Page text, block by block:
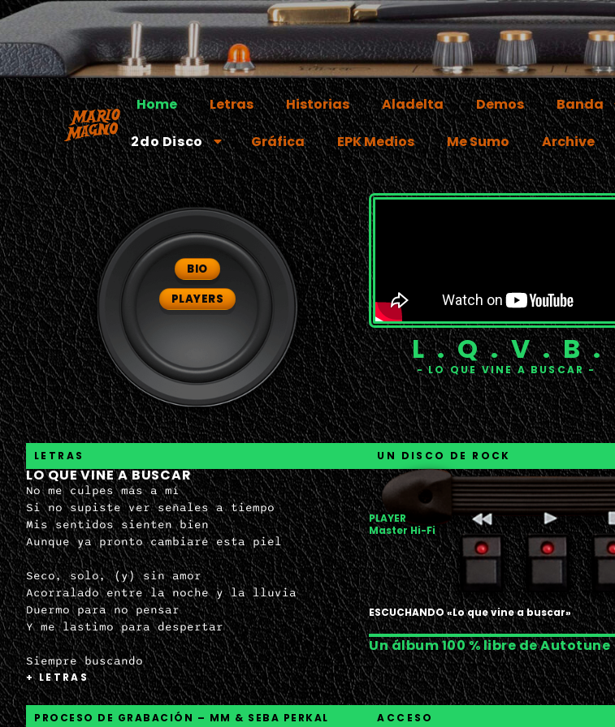
Home Letras Historias Aladelta Demos Banda
2do Disco
Gráfica EPK Medios Me Sumo Archive
BIO
PLAYERS
L.Q.V.B.
- LO QUE VINE A BUSCAR -
LETRAS
LO QUE VINE A BUSCAR
No me culpes más a mí
Si no supiste ver señales a tiempo
Mis sentidos sienten bien
Aunque ya pronto cambiaré esta piel
Seco, solo, (y) sin amor
Acorralado entre la noche y la lluvia
Duermo para no pensar
Y me lastimo para despertar
Siempre buscando
LIBERTAD
Siempre llegando
UN POCO TARDE A CENAR
+ LETRAS
UN DISCO DE ROCK
PLAYER
Master Hi-Fi
ESCUCHANDO «Lo que vine a buscar»
Un álbum 100 % libre de Autotune
PROCESO DE GRABACIÓN – MM & SEBA PERKAL ACCESO